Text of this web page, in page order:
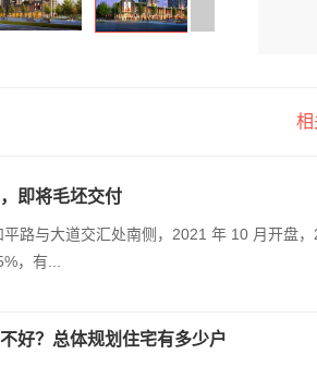
相
即将毛坯交付
路与大道交汇处南侧，2021 年 10 月开盘
，有...
好？总体规划住宅有多少户